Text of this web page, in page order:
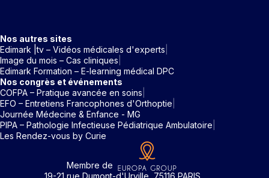
Nos autres sites
Edimark |tv – Vidéos médicales d'experts
Image du mois – Cas cliniques
Edimark Formation – E-learning médical DPC
Nos congrès et événements
COFPA – Pratique avancée en soins
EFO – Entretiens Francophones d'Orthoptie
Journée Médecine & Enfance - MG
PIPA – Pathologie Infectieuse Pédiatrique Ambulatoire
Les Rendez-vous by Curie
Membre de
19-21 rue Dumont-d'Urville, 75116 PARIS